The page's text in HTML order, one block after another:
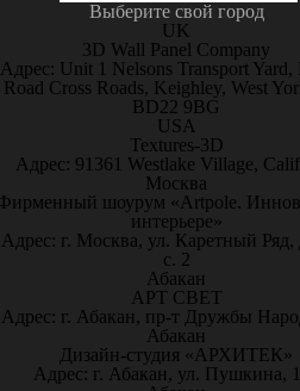
Выберите свой город
UK
3D Wall Panel Company
Адрес: Unit 1 Nelsons Transport Yard,
Road Cross Roads, Keighley, West
BD22 9BG
USA
Textures-3D
Адрес: 91361 Westlake Village,
Москва
шоурум «Artpole.
интерьере»
Адрес: г. Москва, ул. Каретный Ряд,
с. 2
Абакан
АРТ СВЕТ
Адрес: г. Абакан, пр-т Дружбы
Абакан
Дизайн-студия «АРХИТЕК»
Адрес: г. Абакан, ул. Пушкина,